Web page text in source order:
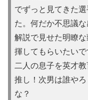
でずっと見てきた
た。何だか不思議
解説で見せた明瞭
揮してもらいたいで
二人の息子を英才
推し！次男は誰や
な？